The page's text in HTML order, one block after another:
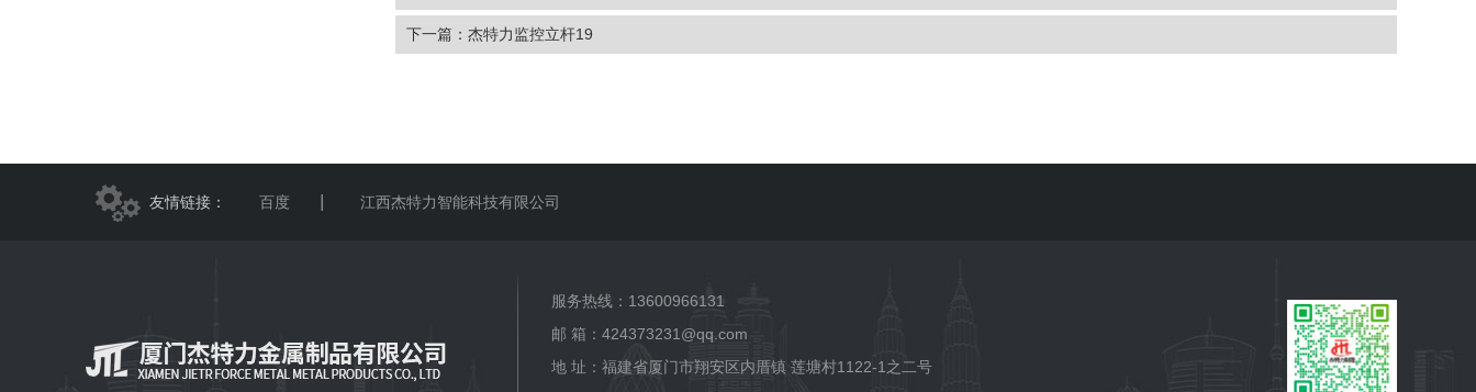
下一篇：杰特力监控立杆19
友情链接： 百度 江西杰特力智能科技有限公司
服务热线：13600966131
邮 箱：424373231@qq.com
地 址：福建省厦门市翔安区内厝镇 莲塘村1122-1之二号